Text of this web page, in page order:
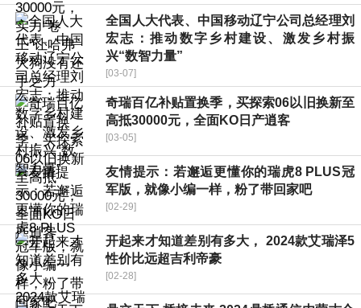
全国人大代表、中国移动辽宁公司总经理刘
宏志：推动数字乡村建设、激发乡村振
兴“数智力量”
[03-07]
奇瑞百亿补贴置换季，买探索06以旧换新至
高抵30000元，全面KO日产逍客
[03-05]
友情提示：若邂逅更懂你的瑞虎8 PLUS冠
军版，就像小编一样，粉了带回家吧
[02-29]
开起来才知道差别有多大， 2024款艾瑞泽5
性价比远超吉利帝豪
[02-28]